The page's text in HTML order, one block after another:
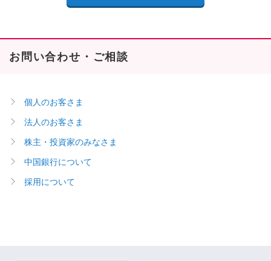
お問い合わせ・ご相談
個人のお客さま
法人のお客さま
株主・投資家のみなさま
中国銀行について
採用について